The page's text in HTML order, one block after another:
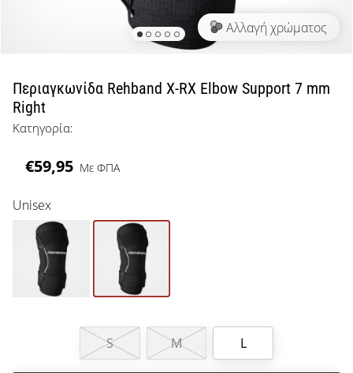
μπάσκετ
όπως
εμείς;
Έλα
μας
πρεσβευτής
μάρκας
μας.
Αλλαγή χρώματος
Περιαγκωνίδα Rehband X-RX Elbow Support 7 mm
Right
Κατηγορία:
€59,95 Με ΦΠΑ
Unisex
S M L